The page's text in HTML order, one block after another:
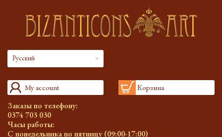
Русский
My account Корзина
Заказы по телефону:
0374 703 030
Часы работы:
С понедельника по пятницу (09:00-17:00)